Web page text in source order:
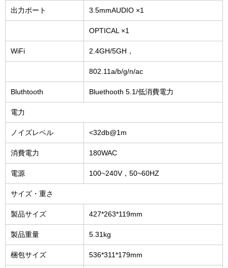
出力ポート 3.5mmAUDIO ×1
OPTICAL ×1
WiFi 2.4GH/5GH，
802.11a/b/g/n/ac
Bluthtooth Bluethooth 5.1/低消費電力
電力
ノイズレベル <32db@1m
消費電力 180WAC
電源 100~240V，50~60HZ
サイズ・重さ
製品サイズ 427*263*119mm
製品重量 5.31kg
梱包サイズ 536*311*179mm